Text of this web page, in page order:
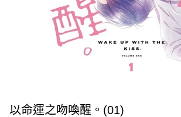
以命運之吻喚醒。(01)